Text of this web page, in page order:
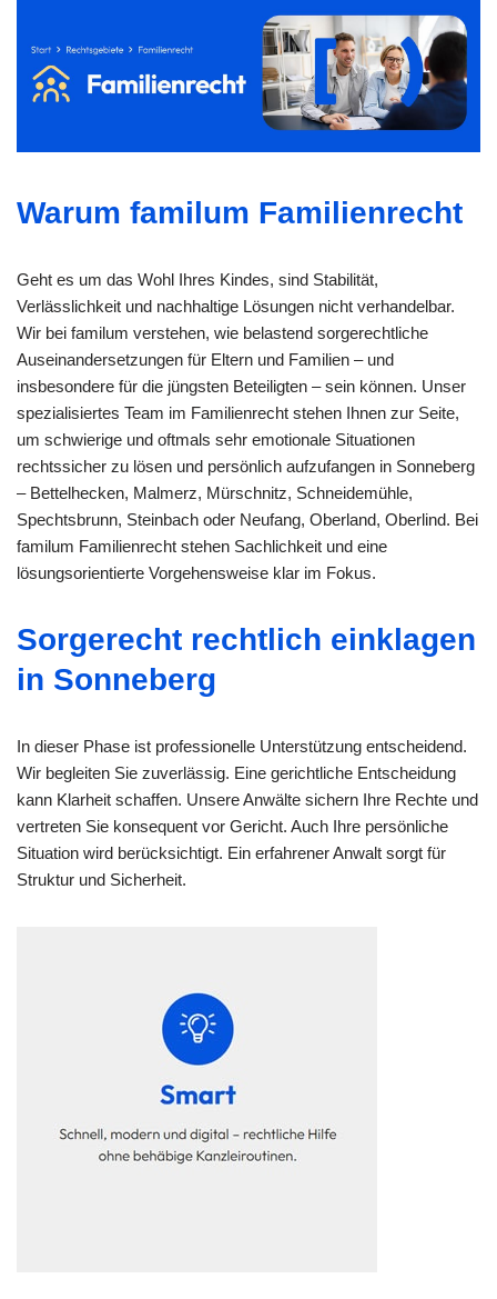
Warum familum Familienrecht
Geht es um das Wohl Ihres Kindes, sind Stabilität,
Verlässlichkeit und nachhaltige Lösungen nicht verhandelbar.
Wir bei familum verstehen, wie belastend sorgerechtliche
Auseinandersetzungen für Eltern und Familien – und
insbesondere für die jüngsten Beteiligten – sein können. Unser
spezialisiertes Team im Familienrecht stehen Ihnen zur Seite,
um schwierige und oftmals sehr emotionale Situationen
rechtssicher zu lösen und persönlich aufzufangen in Sonneberg
– Bettelhecken, Malmerz, Mürschnitz, Schneidemühle,
Spechtsbrunn, Steinbach oder Neufang, Oberland, Oberlind. Bei
familum Familienrecht stehen Sachlichkeit und eine
lösungsorientierte Vorgehensweise klar im Fokus.
Sorgerecht rechtlich einklagen
in Sonneberg
In dieser Phase ist professionelle Unterstützung entscheidend.
Wir begleiten Sie zuverlässig. Eine gerichtliche Entscheidung
kann Klarheit schaffen. Unsere Anwälte sichern Ihre Rechte und
vertreten Sie konsequent vor Gericht. Auch Ihre persönliche
Situation wird berücksichtigt. Ein erfahrener Anwalt sorgt für
Struktur und Sicherheit.